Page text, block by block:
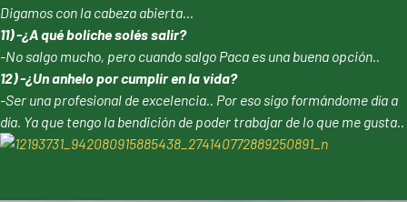
Digamos con la cabeza abierta…
11) -¿A qué boliche solés salir?
-No salgo mucho, pero cuando salgo Paca es una buena opción..
12) -¿Un anhelo por cumplir en la vida?
-Ser una profesional de excelencia.. Por eso sigo formándome día a
día. Ya que tengo la bendición de poder trabajar de lo que me gusta..